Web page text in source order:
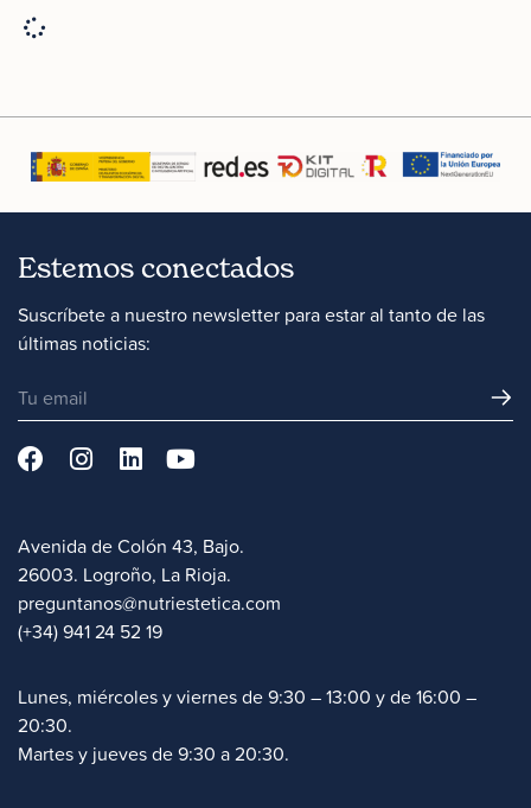
Estemos conectados
Suscríbete a nuestro newsletter para estar al tanto de las
últimas noticias:
Avenida de Colón 43, Bajo.
26003. Logroño, La Rioja.
preguntanos@nutriestetica.com
(+34) 941 24 52 19
Lunes, miércoles y viernes de 9:30 – 13:00 y de 16:00 –
20:30.
Martes y jueves de 9:30 a 20:30.